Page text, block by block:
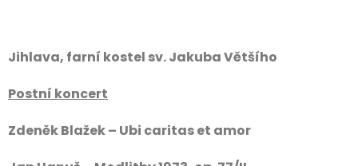
Jihlava, farní kostel sv. Jakuba Většího
Postní koncert
Zdeněk Blažek – Ubi caritas et amor